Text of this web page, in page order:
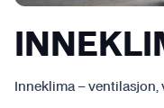
Inneklima –